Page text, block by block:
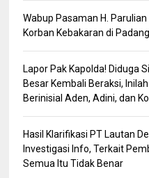
Wabup Pasaman H.
Korban Kebakaran di
Lapor Pak Kapolda! Diduga
Besar Kembali Beraksi,
Berinisial Aden, Adini, dan
Hasil Klarifikasi PT Lautan
Investigasi Info, Terkait
Semua Itu Tidak Benar